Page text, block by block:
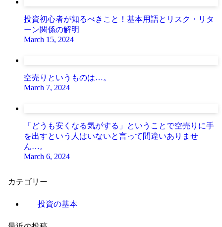
投資初心者が知るべきこと！基本用語とリスク・リタ
ーン関係の解明
March 15, 2024
空売りというものは…。
March 7, 2024
「どうも安くなる気がする」ということで空売りに手
を出すという人はいないと言って間違いありませ
ん…。
March 6, 2024
カテゴリー
投資の基本